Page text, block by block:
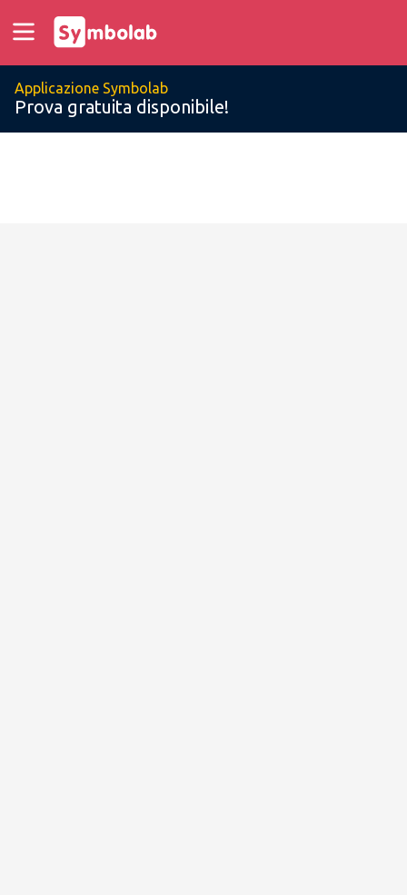
Applicazione Symbolab
Prova gratuita disponibile!